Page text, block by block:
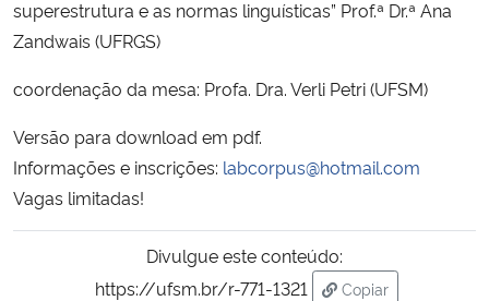
superestrutura e as normas linguísticas” Prof.ª Dr.ª Ana
Zandwais (UFRGS)
coordenação da mesa: Profa. Dra. Verli Petri (UFSM)
Versão para download em pdf.
Informações e inscrições: labcorpus@hotmail.com
Vagas limitadas!
Divulgue este conteúdo:
https://ufsm.br/r-771-1321
Copiar